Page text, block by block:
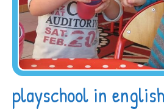
playschool in english